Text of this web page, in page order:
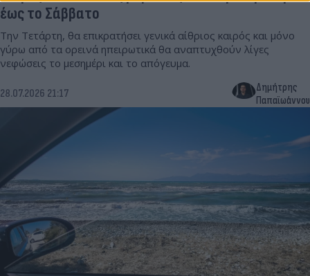
έως το Σάββατο
Την Τετάρτη, θα επικρατήσει γενικά αίθριος καιρός και μόνο
γύρω από τα ορεινά ηπειρωτικά θα αναπτυχθούν λίγες
νεφώσεις το μεσημέρι και το απόγευμα.
28.07.2026 21:17
Δημήτρης
Παπαϊωάννου